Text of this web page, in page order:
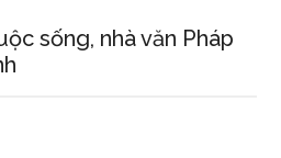
sống, nhà văn Pháp